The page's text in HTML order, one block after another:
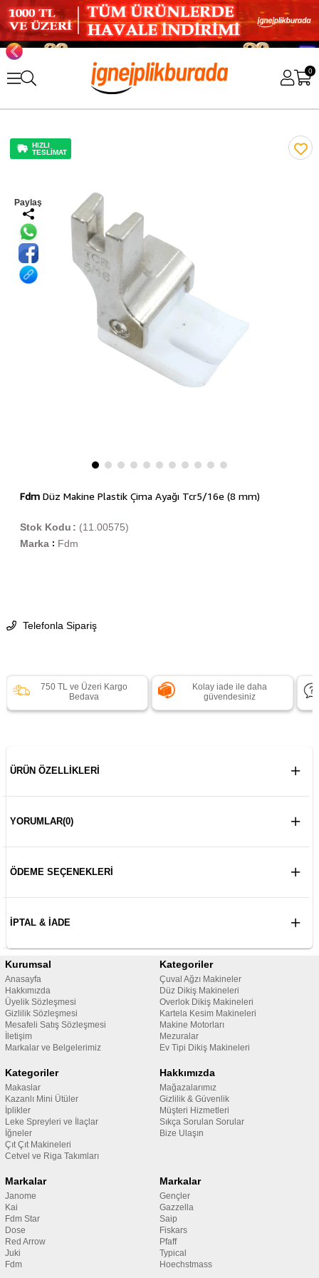
0
HIZLI
TESLİMAT
Paylaş
FdmDüz Makine Plastik Çima Ayağı Tcr5/16e (8 mm)
(11.00575)
Stok Kodu
Marka : Fdm
Telefonla Sipariş
750 TL ve Üzeri Kargo
Bedava
Kolay iade ile daha
güvendesiniz
ÜRÜN ÖZELLIKLERI
YORUMLAR(0)
ÖDEME SEÇENEKLERI
İPTAL & İADE
Kurumsal
Anasayfa
Hakkımızda
Üyelik Sözleşmesi
Gizlilik Sözleşmesi
Mesafeli Satış Sözleşmesi
İletişim
Markalar ve Belgelerimiz
Kategoriler
Çuval Ağzı Makineler
Düz Dikiş Makineleri
Overlok Dikiş Makineleri
Kartela Kesim Makineleri
Makine Motorları
Mezuralar
Ev Tipi Dikiş Makineleri
Kategoriler
Makaslar
Kazanlı Mini Ütüler
İplikler
Leke Spreyleri ve İlaçlar
İğneler
Çıt Çıt Makineleri
Cetvel ve Riga Takımları
Hakkımızda
Mağazalarımız
Gizlilik & Güvenlik
Müşteri Hizmetleri
Sıkça Sorulan Sorular
Bize Ulaşın
Markalar
Janome
Kai
Fdm Star
Dose
Red Arrow
Juki
Fdm
Markalar
Gençler
Gazzella
Saip
Fiskars
Pfaff
Typical
Hoechstmass